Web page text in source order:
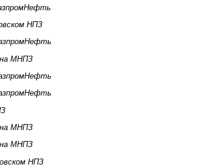
НПЗ
на МНПЗ
на МНПЗ
на МНПЗ
НПЗ